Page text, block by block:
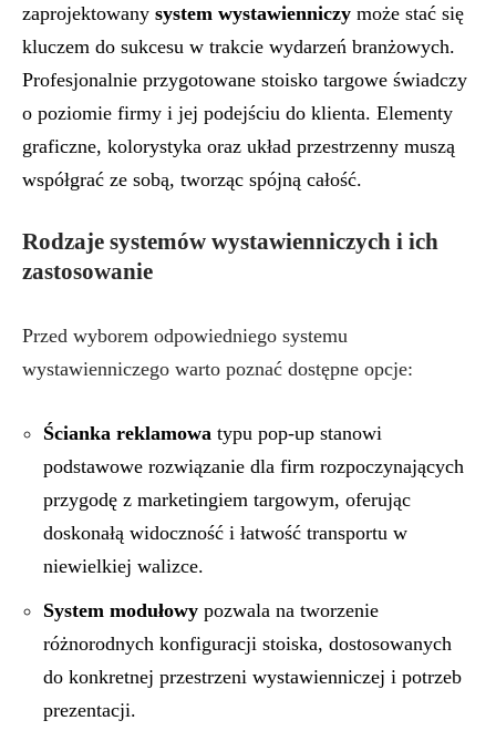
zaprojektowany system wystawienniczy może stać się
kluczem do sukcesu w trakcie wydarzeń branżowych.
Profesjonalnie przygotowane stoisko targowe świadczy
o poziomie firmy i jej podejściu do klienta. Elementy
graficzne, kolorystyka oraz układ przestrzenny muszą
współgrać ze sobą, tworząc spójną całość.
Rodzaje systemów wystawienniczych i ich
zastosowanie
Przed wyborem odpowiedniego systemu
wystawienniczego warto poznać dostępne opcje:
Ścianka reklamowa typu pop-up stanowi
podstawowe rozwiązanie dla firm rozpoczynających
przygodę z marketingiem targowym, oferując
doskonałą widoczność i łatwość transportu w
niewielkiej walizce.
System modułowy pozwala na tworzenie
różnorodnych konfiguracji stoiska, dostosowanych
do konkretnej przestrzeni wystawienniczej i potrzeb
prezentacji.